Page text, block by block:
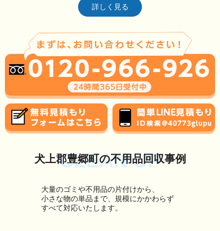
詳しく見る
CLEAN UP
犬上郡豊郷町の不用品回収事例
大量のゴミや不用品の片付けから、
小さな物の単品まで、規模にかかわらず
すべて対応いたします。